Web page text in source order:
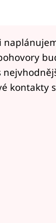
kontakty